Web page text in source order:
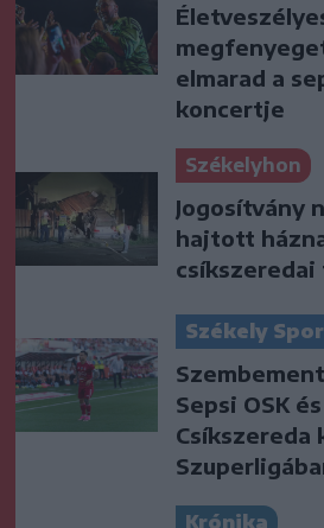
elmarad a
koncertje
Székelyhon
Jogosítvány
hajtott
Székely
Sepsi OSK
Csíkszereda
Krónika